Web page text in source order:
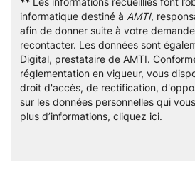
informatique destiné à AMTI,
afin de donner suite à votre
recontacter. Les données sont
Digital, prestataire de AMTI.
réglementation en vigueur, vous
droit d'accès, de rectification,
sur les données personnelles qui
plus d’informations, cliquez ici.